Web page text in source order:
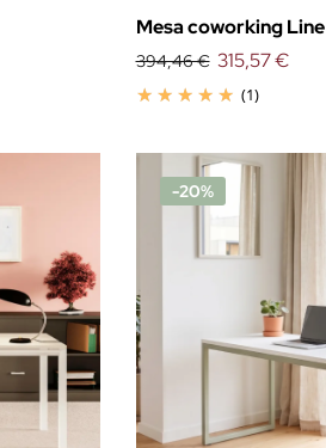
Mesa coworking Line
394,46 €
(1)
315,57 €
-20%